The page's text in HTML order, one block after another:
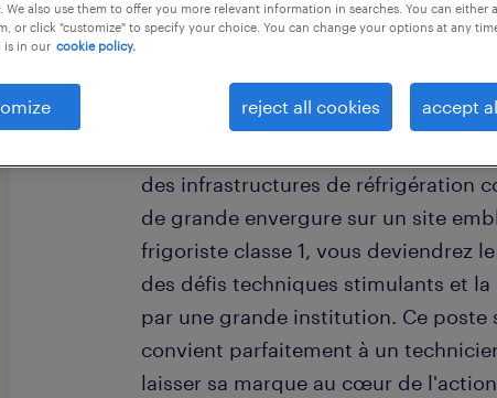
Notre agence de recrutement
frigoriste classe 1 pour agrandir
l'industrie du divertissement basé
opportunité permanente vous offre
des infrastructures de réfrigération
de grande envergure sur un site
frigoriste classe 1, vous deviendrez
des défis techniques stimulants et
par une grande institution. Ce poste
convient parfaitement à un
laisser sa marque au cœur de
We also use them to offer you more relevant information in searches. You can either
or click "customize" to specify your choice. You can change your options at any
is in our cookie policy.
reject all cookies accept